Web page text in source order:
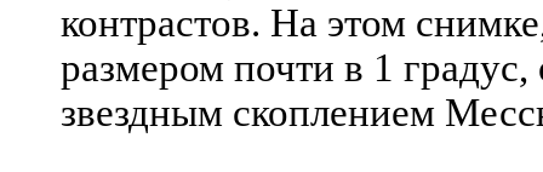
контрастов. На этом
размером почти в 1
звездным скоплением